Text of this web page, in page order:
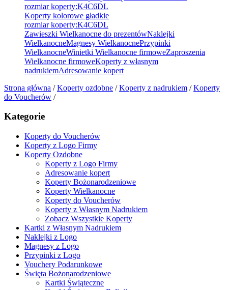
rozmiar koperty:K4C6DL
Koperty kolorowe gładkie
rozmiar koperty:K4C6DL
Zawieszki Wielkanocne do prezentówNaklejki
WielkanocneMagnesy WielkanocnePrzypinki
WielkanocneWinietki Wielkanocne firmoweZaproszenia
Wielkanocne firmoweKoperty z własnym
nadrukiemAdresowanie kopert
Strona główna /Koperty ozdobne /Koperty z nadrukiem /Koperty
do Voucherów /
Kategorie
Koperty do Voucherów
Koperty z Logo Firmy
Koperty Ozdobne
Koperty z Logo Firmy
Adresowanie kopert
Koperty Bożonarodzeniowe
Koperty Wielkanocne
Koperty do Voucherów
Koperty z Własnym Nadrukiem
Zobacz Wszystkie Koperty
Kartki z Własnym Nadrukiem
Naklejki z Logo
Magnesy z Logo
Przypinki z Logo
Vouchery Podarunkowe
Święta Bożonarodzeniowe
Kartki Świąteczne